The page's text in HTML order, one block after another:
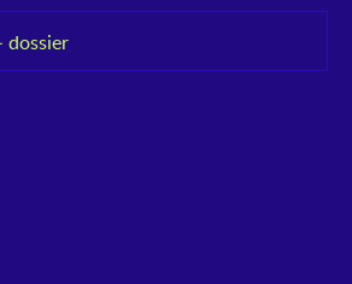
dossier